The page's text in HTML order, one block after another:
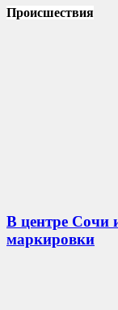
Происшествия
В центре Сочи
маркировки